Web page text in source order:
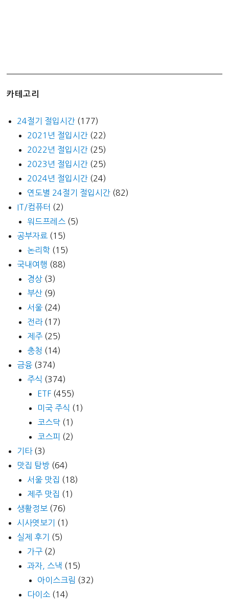
드
카테고리
24절기 절입시간 (177)
2021년 절입시간 (22)
2022년 절입시간 (25)
2023년 절입시간 (25)
2024년 절입시간 (24)
연도별 24절기 절입시간 (82)
IT/컴퓨터 (2)
워드프레스 (5)
공부자료 (15)
논리학 (15)
국내여행 (88)
경상 (3)
부산 (9)
서울 (24)
전라(17)
제주 (25)
충청 (14)
금융 (374)
주식 (374)
ETF (455)
미국 주식 (1)
코스닥 (1)
코스피 (2)
기타(3)
맛집 탐방 (64)
서울 맛집 (18)
제주 맛집 (1)
생활정보 (76)
시사엿보기
(1)
실제 후기
(5)
가구 (2)
과자, 스낵 (15)
아이스크림 (32)
다이소 (14)